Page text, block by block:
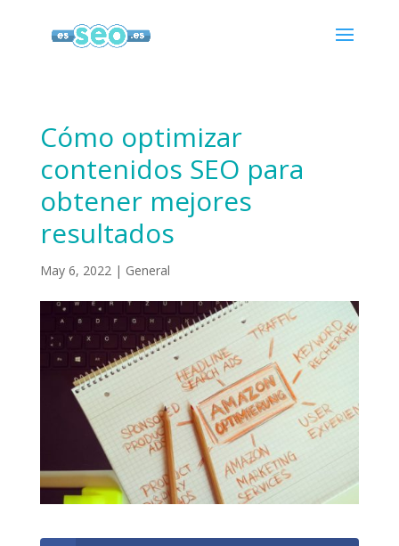
Cómo optimizar
contenidos SEO para
obtener mejores
resultados
May 6, 2022| General